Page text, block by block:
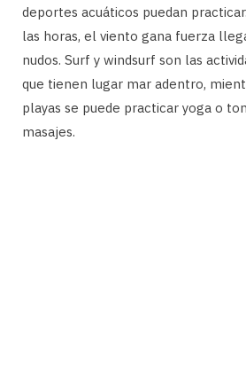
deportes acuáticos puedan
las horas, el viento gana fuerza
nudos. Surf y windsurf son las
que tienen lugar mar adentro,
playas se puede practicar yoga o
masajes.